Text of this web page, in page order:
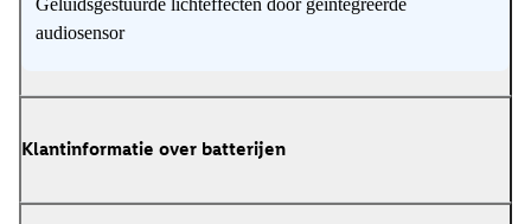
Geluidsgestuurde lichteffecten door geïntegreerde
audiosensor
Klantinformatie over batterijen